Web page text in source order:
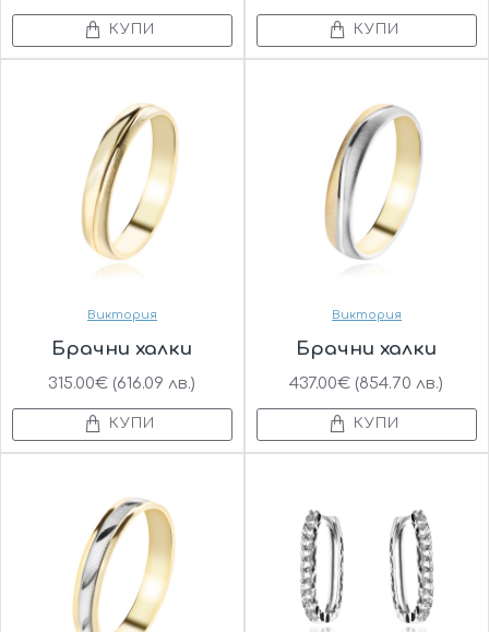
КУПИ КУПИ
Виктория
Брачни халки
315.00€ (616.09 лв.)
КУПИ
Виктория
Брачни халки
437.00€ (854.70 лв.)
КУПИ